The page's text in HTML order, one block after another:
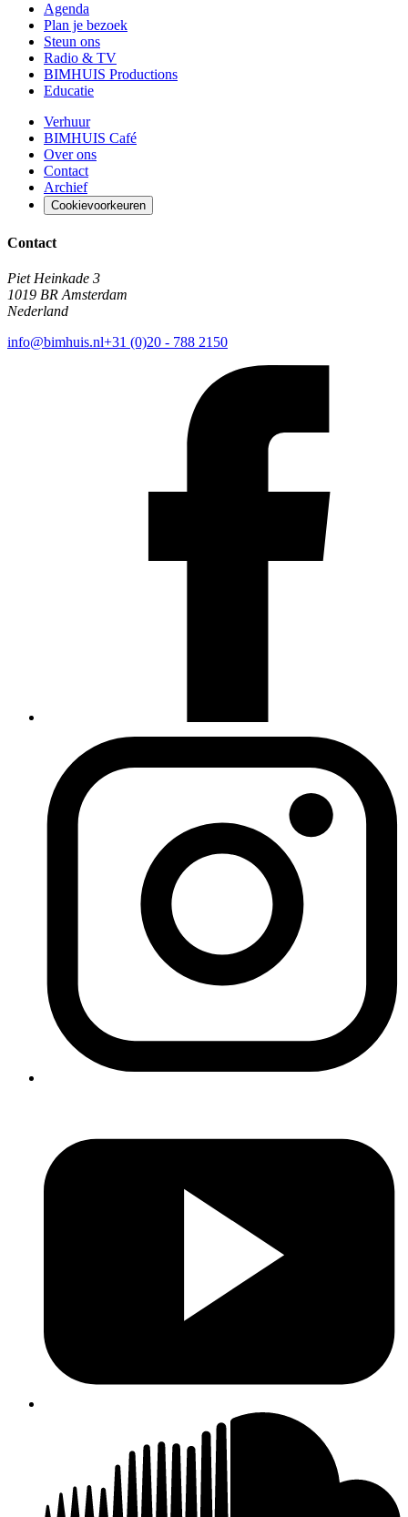
Agenda
Plan je bezoek
Steun ons
Radio & TV
BIMHUIS Productions
Educatie
Verhuur
BIMHUIS Café
Over ons
Contact
Archief
Cookievoorkeuren
Contact
Piet Heinkade 3
1019 BR Amsterdam
Nederland
info@bimhuis.nl+31 (0)20 - 788 2150